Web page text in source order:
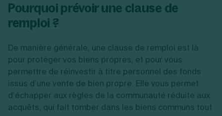
Pourquoi prévoir une clause de
remploi ?
De manière générale, une clause de remploi est là
pour protéger vos biens propres, et pour vous
permettre de réinvestir à titre personnel des fonds
issus d’une vente de bien propre. Elle vous permet
d’échapper aux règles de la communauté réduite aux
acquêts, qui fait tomber dans les biens communs tout